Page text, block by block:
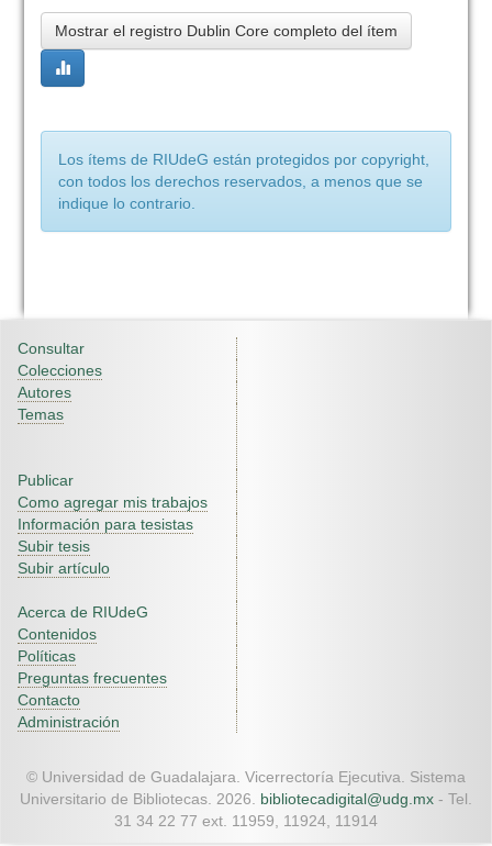
Mostrar el registro Dublin Core completo del ítem
Los ítems de RIUdeG están protegidos por copyright,
con todos los derechos reservados, a menos que se
indique lo contrario.
Consultar
Colecciones
Autores
Temas
Publicar
Como agregar mis trabajos
Información para tesistas
Subir tesis
Subir artículo
Acerca de RIUdeG
Contenidos
Políticas
Preguntas frecuentes
Contacto
Administración
© Universidad de Guadalajara. Vicerrectoría Ejecutiva. Sistema
Universitario de Bibliotecas. 2026. bibliotecadigital@udg.mx - Tel.
31 34 22 77 ext. 11959, 11924, 11914